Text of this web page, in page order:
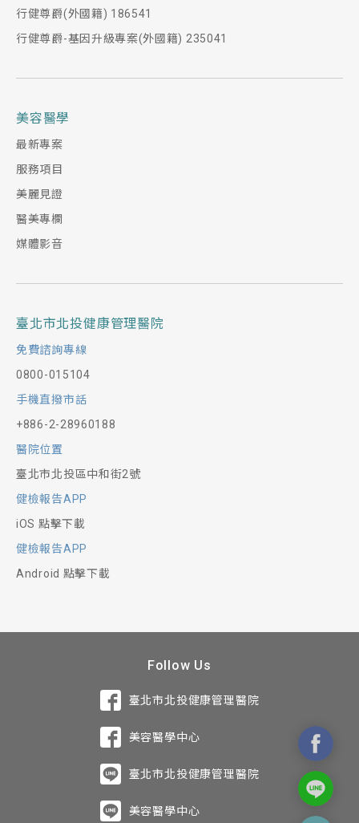
行健尊爵(外國籍) 186541
行健尊爵-基因升級專案(外國籍) 235041
美容醫學
最新專案
服務項目
美麗見證
醫美專欄
媒體影音
臺北市北投健康管理醫院
免費諮詢專線
0800-015104
手機直撥市話
+886-2-28960188
醫院位置
臺北市北投區中和街2號
健檢報告APP
iOS 點擊下載
健檢報告APP
Android 點擊下載
Follow Us
臺北市北投健康管理醫院
美容醫學中心
臺北市北投健康管理醫院
美容醫學中心